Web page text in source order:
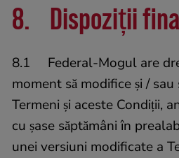
8. Dispoziții
8.1 Federal-Mogul are
moment să modifice și /
Termeni și aceste Condiții,
cu șase săptămâni în
unei versiuni modificate a